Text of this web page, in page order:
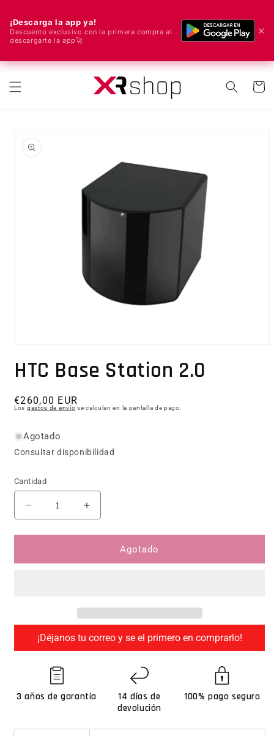
¡Descarga la app ya!
Descuento exclusivo con la primera compra al
descargarte la app🚀
✕
🌍 ¡Enviamos a todo el mundo! 🚀📦
Carrito
a la información del producto
HTC Base Station 2.0
Precio habitual
€260,00 EUR
Los gastos de envío se calculan en la pantalla de pago.
Agotado
Consultar disponibilidad
Cantidad
Reducir cantidad para HTC Base Station 2.0
Aumentar cantidad para HTC Base
Agotado
¡Déjanos tu correo y se el primero en comprarlo!
3 años de garantía
14 días de
devolución
100% pago seguro